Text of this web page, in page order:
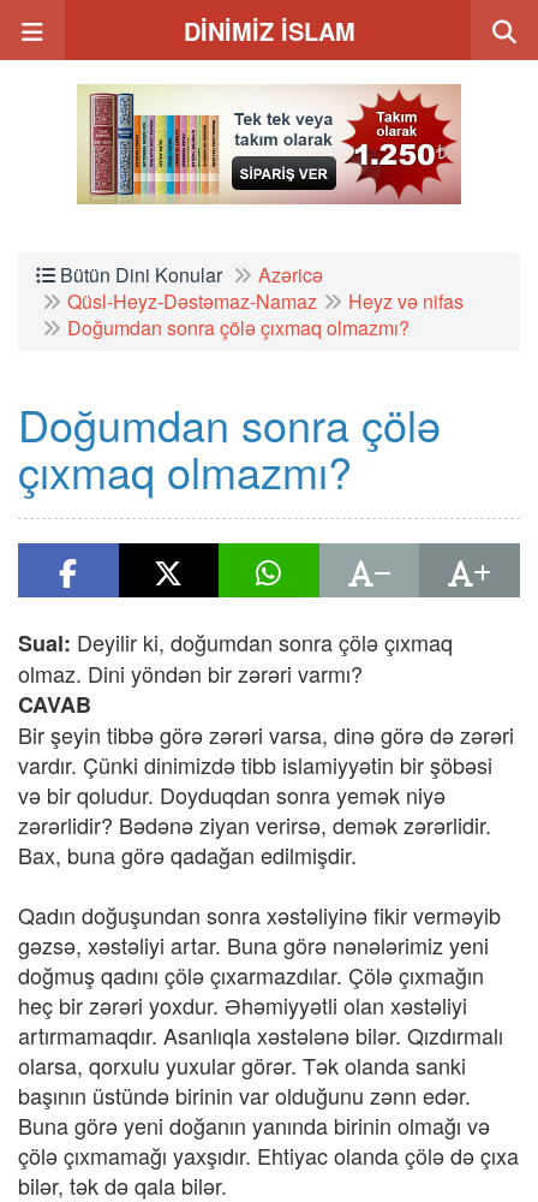
DİNİMİZ İSLAM
Bütün Dini Konular
Azəricə
Qüsl-Heyz-Dəstəmaz-Namaz
Heyz və nifas
Doğumdan sonra çölə çıxmaq olmazmı?
Doğumdan sonra çölə
çıxmaq olmazmı?
Sual: Deyilir ki, doğumdan sonra çölə çıxmaq
olmaz. Dini yöndən bir zərəri varmı?
CAVAB
Bir şeyin tibbə görə zərəri varsa, dinə görə də zərəri
vardır. Çünki dinimizdə tibb islamiyyətin bir şöbəsi
və bir qoludur. Doyduqdan sonra yemək niyə
zərərlidir? Bədənə ziyan verirsə, demək zərərlidir.
Bax, buna görə qadağan edilmişdir.
Qadın doğuşundan sonra xəstəliyinə fikir verməyib
gəzsə, xəstəliyi artar. Buna görə nənələrimiz yeni
doğmuş qadını çölə çıxarmazdılar. Çölə çıxmağın
heç bir zərəri yoxdur. Əhəmiyyətli olan xəstəliyi
artırmamaqdır. Asanlıqla xəstələnə bilər. Qızdırmalı
olarsa, qorxulu yuxular görər. Tək olanda sanki
başının üstündə birinin var olduğunu zənn edər.
Buna görə yeni doğanın yanında birinin olmağı və
çölə çıxmamağı yaxşıdır. Ehtiyac olanda çölə də çıxa
bilər, tək də qala bilər.